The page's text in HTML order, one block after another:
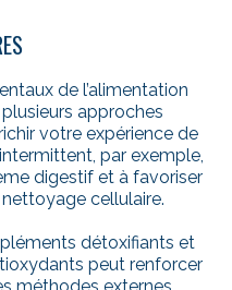
de l’alimentation
approches
votre expérience de
par exemple,
digestif et à favoriser
cellulaire.
détoxifiants et
peut renforcer